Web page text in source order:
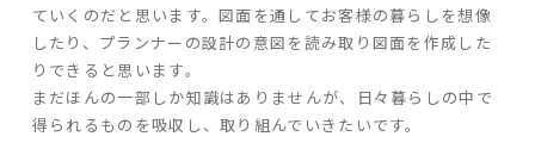
ていくのだと思います。図面を通してお客様の暮らしを想像
したり、プランナーの設計の意図を読み取り図面を作成した
りできると思います。
まだほんの一部しか知識はありませんが、日々暮らしの中で
得られるものを吸収し、取り組んでいきたいです。